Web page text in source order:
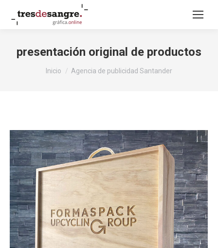
presentación original de productos
Inicio Agencia de publicidad Santander